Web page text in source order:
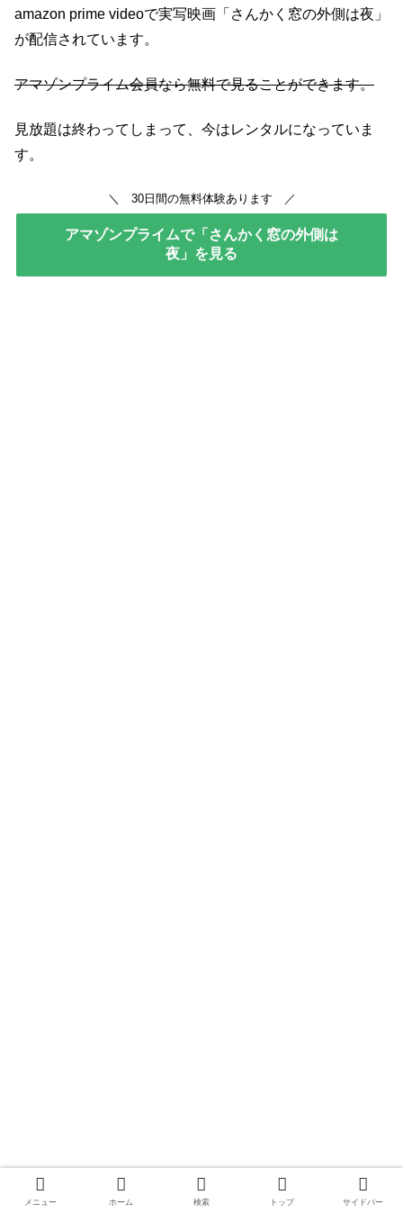
amazon prime videoで実写映画「さんかく窓の外側は夜」
が配信されています。
アマゾンプライム会員なら無料で見ることができます。
見放題は終わってしまって、今はレンタルになっていま
す。
＼ 30日間の無料体験あります ／
アマゾンプライムで「さんかく窓の外側は
夜」を見る
メニュー ホーム 検索 トップ サイドバー